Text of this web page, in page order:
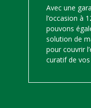
Avec une
l’occasion à
pouvons
solution de
pour couvrir
curatif de